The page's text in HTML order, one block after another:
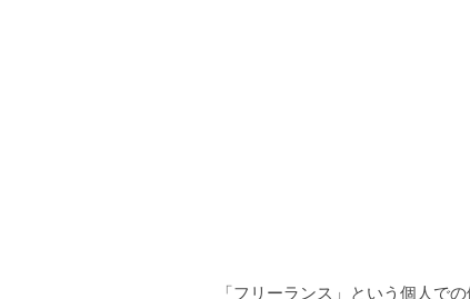
「フリーランス」という個人で